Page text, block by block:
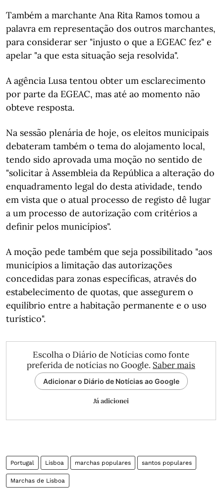
Também a marchante Ana Rita Ramos tomou a
palavra em representação dos outros marchantes,
para considerar ser "injusto o que a EGEAC fez" e
apelar "a que esta situação seja resolvida".
A agência Lusa tentou obter um esclarecimento
por parte da EGEAC, mas até ao momento não
obteve resposta.
Na sessão plenária de hoje, os eleitos municipais
debateram também o tema do alojamento local,
tendo sido aprovada uma moção no sentido de
"solicitar à Assembleia da República a alteração do
enquadramento legal do desta atividade, tendo
em vista que o atual processo de registo dê lugar
a um processo de autorização com critérios a
definir pelos municípios".
A moção pede também que seja possibilitado "aos
municípios a limitação das autorizações
concedidas para zonas específicas, através do
estabelecimento de quotas, que assegurem o
equilíbrio entre a habitação permanente e o uso
turístico".
Escolha o Diário de Notícias como fonte
preferida de notícias no Google. Saber mais
Adicionar o Diário de Notícias ao Google
Já adicionei
Portugal Lisboa marchas populares santos populares
Marchas de Lisboa